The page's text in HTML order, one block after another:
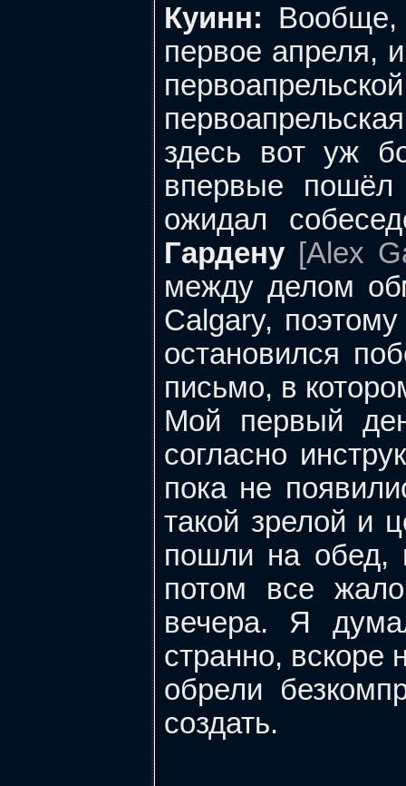
Куинн:
первое апреля,
здесь вот уж
впервые
ожидал
Гардену [Alex
между делом
Calgary,
остановился
письмо, в
Мой первый
согласно
пока не
такой зрелой и
пошли на обед,
потом все
вечера. Я
странно, вскоре
обрели
создать.